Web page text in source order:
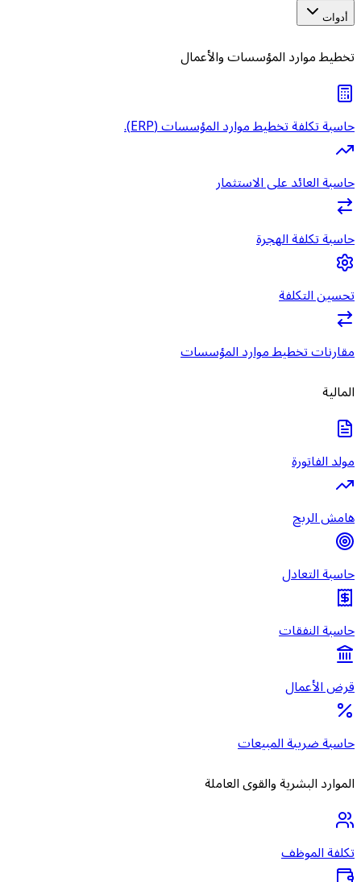
أدوات
تخطيط موارد المؤسسات والأعمال
حاسبة تكلفة تخطيط موارد المؤسسات (ERP).
حاسبة العائد على الاستثمار
حاسبة تكلفة الهجرة
تحسين التكلفة
مقارنات تخطيط موارد المؤسسات
المالية
مولد الفاتورة
هامش الربح
حاسبة التعادل
حاسبة النفقات
قرض الأعمال
حاسبة ضريبة المبيعات
الموارد البشرية والقوى العاملة
تكلفة الموظف